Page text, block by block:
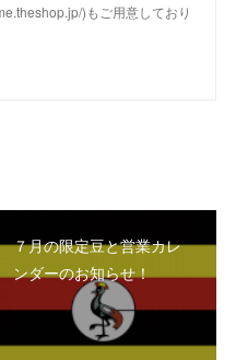
)もご用意しており
７月の限定豆と営業カレ
ンダーのお知らせ！